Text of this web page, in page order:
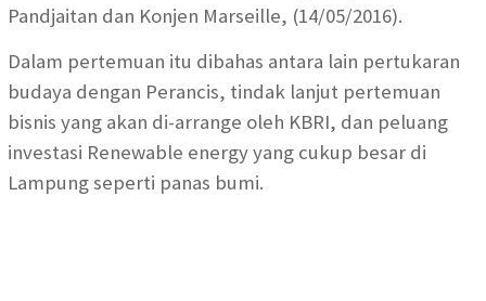
Pandjaitan dan Konjen Marseille, (14/05/2016).
Dalam pertemuan itu dibahas antara lain pertukaran
budaya dengan Perancis, tindak lanjut pertemuan
bisnis yang akan di-arrange oleh KBRI, dan peluang
investasi Renewable energy yang cukup besar di
Lampung seperti panas bumi.